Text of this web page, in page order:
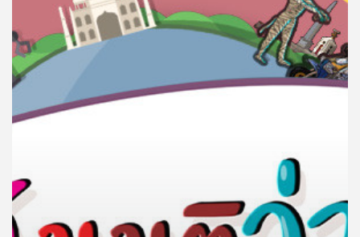
เพล
ย์
ลิ
ของ
เพลง